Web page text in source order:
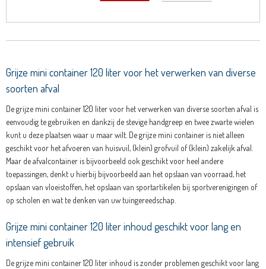
Grijze mini container 120 liter voor het verwerken van diverse
soorten afval
De grijze mini container 120 liter voor het verwerken van diverse soorten afval is
eenvoudig te gebruiken en dankzij de stevige handgreep en twee zwarte wielen
kunt u deze plaatsen waar u maar wilt. De grijze mini container is niet alleen
geschikt voor het afvoeren van huisvuil, (klein) grofvuil of (klein) zakelijk afval.
Maar de afvalcontainer is bijvoorbeeld ook geschikt voor heel andere
toepassingen, denkt u hierbij bijvoorbeeld aan het opslaan van voorraad, het
opslaan van vloeistoffen, het opslaan van sportartikelen bij sportverenigingen of
op scholen en wat te denken van uw tuingereedschap.
Grijze mini container 120 liter inhoud geschikt voor lang en
intensief gebruik
De grijze mini container 120 liter inhoud is zonder problemen geschikt voor lang